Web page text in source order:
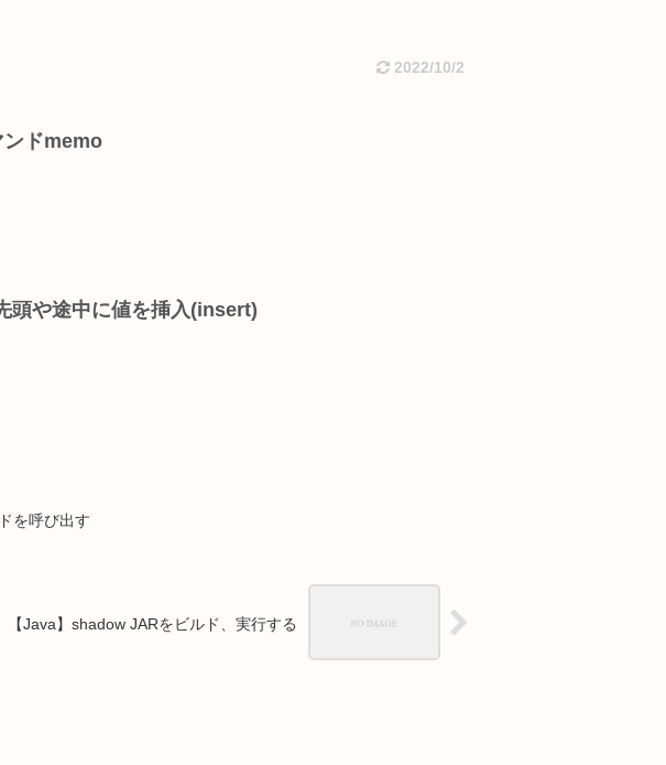
2022/10/2
ンドmemo
頭や途中に値を挿入(insert)
を呼び出す
【Java】shadow JARをビルド、実行する